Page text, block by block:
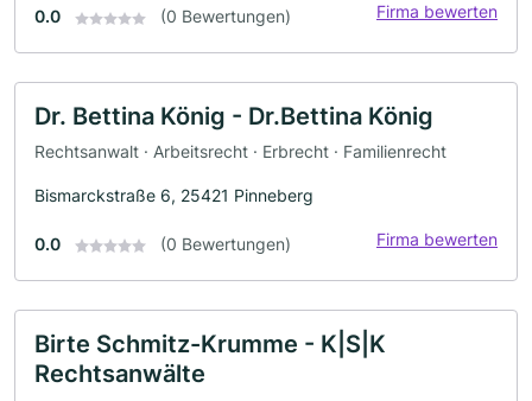
0.0 (0 Bewertungen) Firma bewerten
Dr. Bettina König - Dr.Bettina König
Rechtsanwalt · Arbeitsrecht · Erbrecht · Familienrecht
Bismarckstraße 6, 25421 Pinneberg
0.0 (0 Bewertungen) Firma bewerten
Birte Schmitz-Krumme - K|S|K
Rechtsanwälte